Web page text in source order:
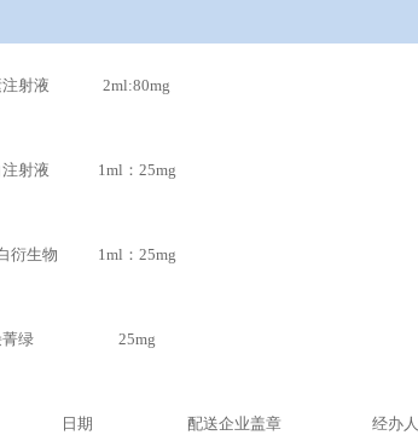
射液 2ml:80mg
射液 1ml：25mg
衍生物 1ml：25mg
绿 25mg
日期 配送企业盖章 经办人